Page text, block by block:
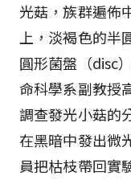
光菇，族群遍佈
上，淡褐色的半
圓形菌盤（disc
命科學系副教授
調查發光小菇的
在黑暗中發出微
員把枯枝帶回實